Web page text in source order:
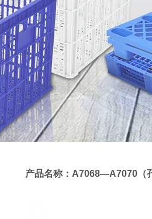
产品名称：A7068—A7070